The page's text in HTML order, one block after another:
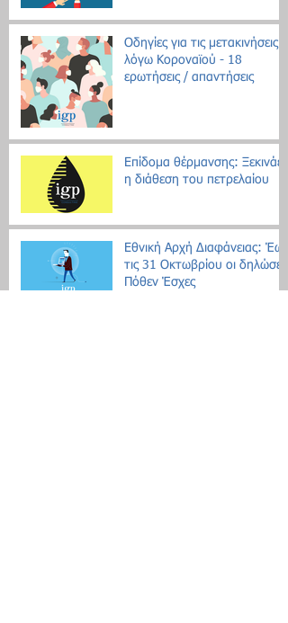
Οδηγίες για τις μετακινήσεις
λόγω Κοροναϊού - 18
ερωτήσεις / απαντήσεις
Επίδομα θέρμανσης: Ξεκινάει
η διάθεση του πετρελαίου
Εθνική Αρχή Διαφάνειας: Έως
τις 31 Οκτωβρίου οι δηλώσεις
Πόθεν Έσχες